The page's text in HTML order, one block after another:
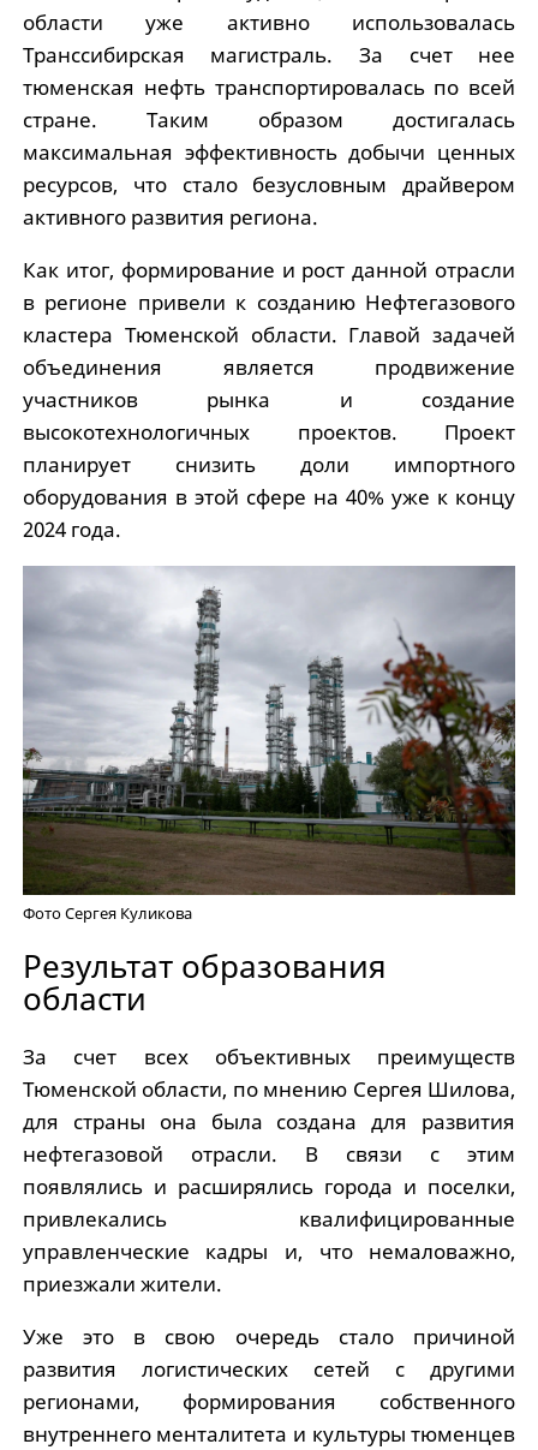
области уже активно использовалась
Транссибирская магистраль. За счет нее
тюменская нефть транспортировалась по всей
стране. Таким образом достигалась
максимальная эффективность добычи ценных
ресурсов, что стало безусловным драйвером
активного развития региона.
Как итог, формирование и рост данной отрасли
в регионе привели к созданию Нефтегазового
кластера Тюменской области. Главой задачей
объединения является продвижение
участников рынка и создание
высокотехнологичных проектов. Проект
планирует снизить доли импортного
оборудования в этой сфере на 40% уже к концу
2024 года.
Фото Сергея Куликова
Результат образования
области
За счет всех объективных преимуществ
Тюменской области, по мнению Сергея Шилова,
для страны она была создана для развития
нефтегазовой отрасли. В связи с этим
появлялись и расширялись города и поселки,
привлекались квалифицированные
управленческие кадры и, что немаловажно,
приезжали жители.
Уже это в свою очередь стало причиной
развития логистических сетей с другими
регионами, формирования собственного
внутреннего менталитета и культуры тюменцев